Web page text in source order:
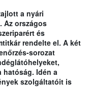
a nyári
Az országos
és
rendelte el. A két
sorozat
hatóság. Idén a
szolgáltatóit is